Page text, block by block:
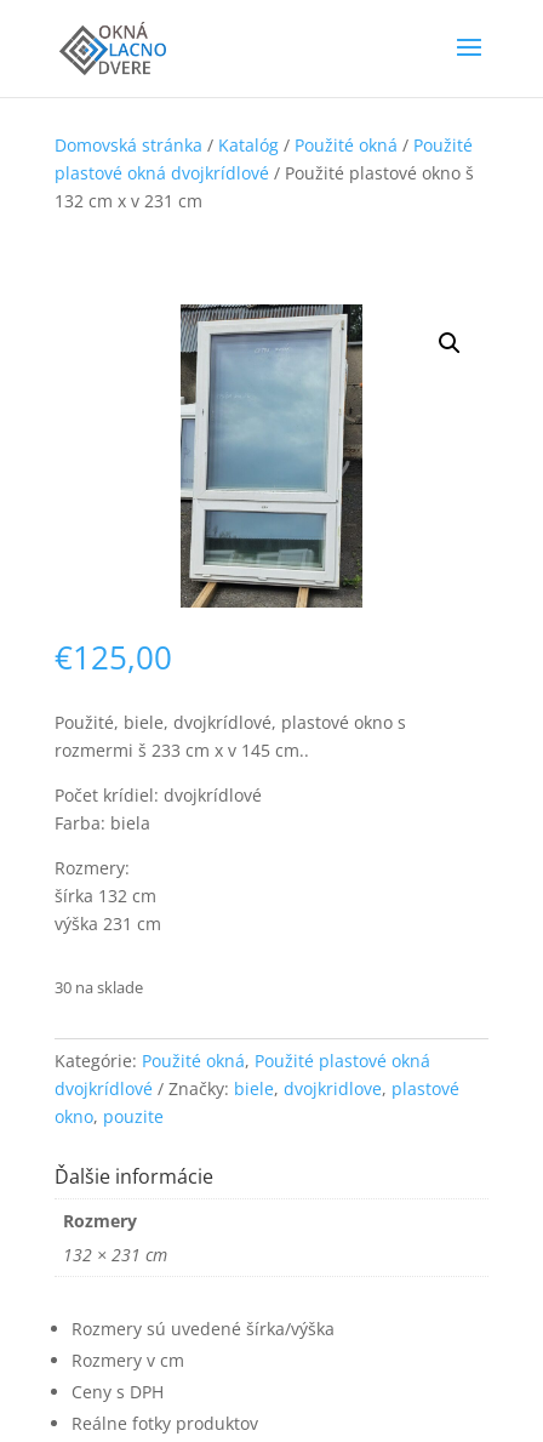
Domovská stránka / Katalóg/ Použité okná / Použité
plastové okná dvojkrídlové/ Použité plastové okno š
132 cm x v 231 cm
€125,00
Použité, biele, dvojkrídlové, plastové okno s
rozmermi š 233 cm x v 145 cm..
Počet krídiel: dvojkrídlové
Farba: biela
Rozmery:
šírka 132 cm
výška 231 cm
30 na sklade
Kategórie: Použité okná, Použité plastové okná
dvojkrídlové
Značky: biele, dvojkridlove, plastové
okno, pouzite
Ďalšie informácie
Rozmery
132 × 231 cm
Rozmery sú uvedené šírka/výška
Rozmery v cm
Ceny s DPH
Reálne fotky produktov
mohli
zlepšiť
funkčnosť